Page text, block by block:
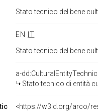
Stato tecnico del bene
EN
IT
Stato tecnico del bene
a-
Stato tecnico di entità
<https://w3id.org/arco/